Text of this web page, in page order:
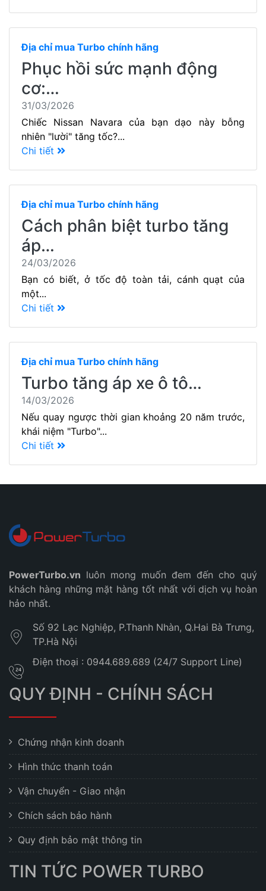
Địa chỉ mua Turbo chính hãng
Phục hồi sức mạnh động
cơ:…
31/03/2026
Chiếc Nissan Navara của bạn dạo này bỗng
nhiên "lười" tăng tốc?...
Chi tiết
Địa chỉ mua Turbo chính hãng
Cách phân biệt turbo tăng
áp…
24/03/2026
Bạn có biết, ở tốc độ toàn tải, cánh quạt của
một...
Chi tiết
Địa chỉ mua Turbo chính hãng
Turbo tăng áp xe ô tô…
14/03/2026
Nếu quay ngược thời gian khoảng 20 năm trước,
khái niệm "Turbo"...
Chi tiết
PowerTurbo.vn luôn mong muốn đem đến cho quý
khách hàng những mặt hàng tốt nhất với dịch vụ hoàn
hảo nhất.
Số 92 Lạc Nghiệp, P.Thanh Nhàn, Q.Hai Bà Trưng,
TP.Hà Nội
Điện thoại : 0944.689.689 (24/7 Support Line)
QUY ĐỊNH - CHÍNH SÁCH
Chứng nhận kinh doanh
Hình thức thanh toán
Vận chuyển - Giao nhận
Chích sách bảo hành
Quy định bảo mật thông tin
TIN TỨC POWER TURBO